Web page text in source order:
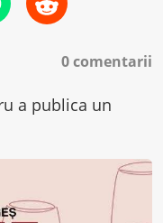
0 comentarii
a publica un